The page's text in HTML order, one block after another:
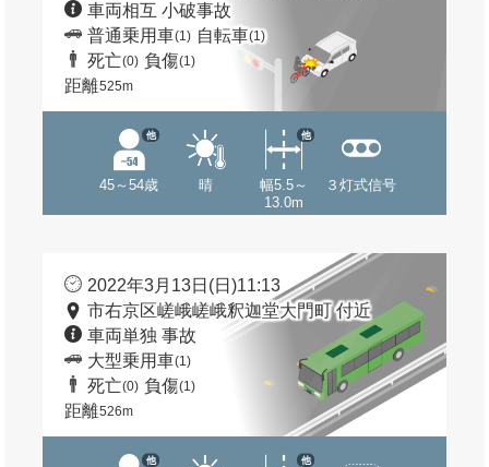
車両相互 小破事故
普通乗用車(1) 自転車(1)
死亡(0) 負傷(1)
距離525m
45～54歳
他
晴
幅5.5～
13.0m
他
３灯式信号
2022年3月13日(日)11:13
市右京区嵯峨嵯峨釈迦堂大門町 付近
車両単独 事故
大型乗用車(1)
死亡(0) 負傷(1)
距離526m
他 他